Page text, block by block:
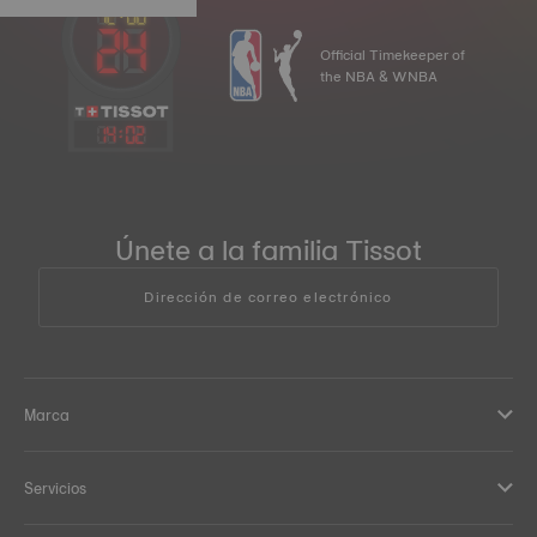
14:02
Official Timekeeper of
the NBA & WNBA
Únete a la familia Tissot
Dirección de correo electrónico
Marca
Servicios